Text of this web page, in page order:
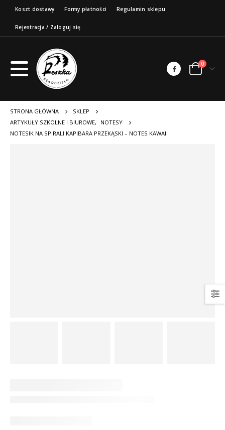
Koszt dostawy Formy płatności Regulamin sklepu
Rejestracja / Zaloguj się
0
STRONA GŁÓWNA
SKLEP
ARTYKUŁY SZKOLNE I BIUROWE,
NOTESY
NOTESIK NA SPIRALI KAPIBARA PRZEKĄSKI – NOTES KAWAII